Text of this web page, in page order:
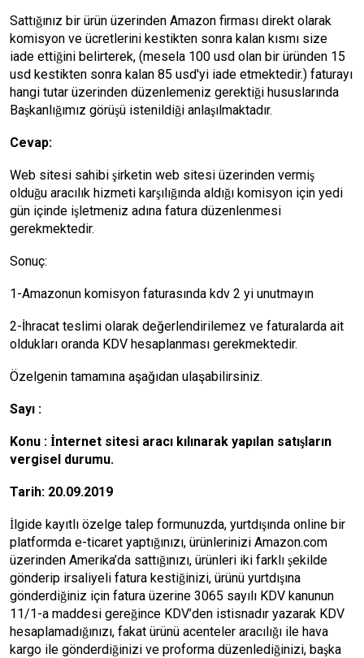
Sattığınız bir ürün üzerinden Amazon firması direkt olarak
komisyon ve ücretlerini kestikten sonra kalan kısmı size
iade ettiğini belirterek, (mesela 100 usd olan bir üründen 15
usd kestikten sonra kalan 85 usd'yi iade etmektedir.) faturayı
hangi tutar üzerinden düzenlemeniz gerektiği hususlarında
Başkanlığımız görüşü istenildiği anlaşılmaktadır.
Cevap:
Web sitesi sahibi şirketin web sitesi üzerinden vermiş
olduğu aracılık hizmeti karşılığında aldığı komisyon için yedi
gün içinde işletmeniz adına fatura düzenlenmesi
gerekmektedir.
Sonuç:
1-Amazonun komisyon faturasında kdv 2 yi unutmayın
2-İhracat teslimi olarak değerlendirilemez ve faturalarda ait
oldukları oranda KDV hesaplanması gerekmektedir.
Özelgenin tamamına aşağıdan ulaşabilirsiniz.
Sayı :
Konu : İnternet sitesi aracı kılınarak yapılan satışların
vergisel durumu.
Tarih: 20.09.2019
İlgide kayıtlı özelge talep formunuzda, yurtdışında online bir
platformda e-ticaret yaptığınızı, ürünlerinizi Amazon.com
üzerinden Amerika’da sattığınızı, ürünleri iki farklı şekilde
gönderip irsaliyeli fatura kestiğinizi, ürünü yurtdışına
gönderdiğiniz için fatura üzerine 3065 sayılı KDV kanunun
11/1-a maddesi gereğince KDV’den istisnadır yazarak KDV
hesaplamadığınızı, fakat ürünü acenteler aracılığı ile hava
kargo ile gönderdiğinizi ve proforma düzenlediğinizi, başka